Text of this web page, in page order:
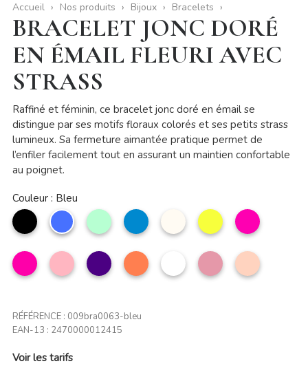
Accueil Nos produits Bijoux Bracelets
BRACELET JONC DORÉ
EN ÉMAIL FLEURI AVEC
STRASS
Raffiné et féminin, ce bracelet jonc doré en émail se
distingue par ses motifs floraux colorés et ses petits strass
lumineux. Sa fermeture aimantée pratique permet de
l’enfiler facilement tout en assurant un maintien confortable
au poignet.
Couleur : Bleu
noir Bleu Aqua
bleu
jean
Beige Citron Fuchsia
Rose
profond
Rose
clair
Indigo Corail MulticolorVieux
rose
nude
RÉFÉRENCE : 009bra0063-bleu
EAN-13 : 2470000012415
Voir les tarifs